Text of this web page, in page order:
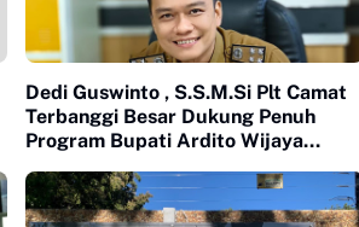
Dedi Guswinto , S.S.M.Si Plt Camat
Terbanggi Besar Dukung Penuh
Program Bupati Ardito Wijaya
Kabupaten Lampung Tengah.